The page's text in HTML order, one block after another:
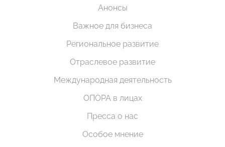
Анонсы
Важное для бизнеса
Региональное развитие
Отраслевое развитие
Международная деятельность
ОПОРА в лицах
Пресса о нас
Особое мнение